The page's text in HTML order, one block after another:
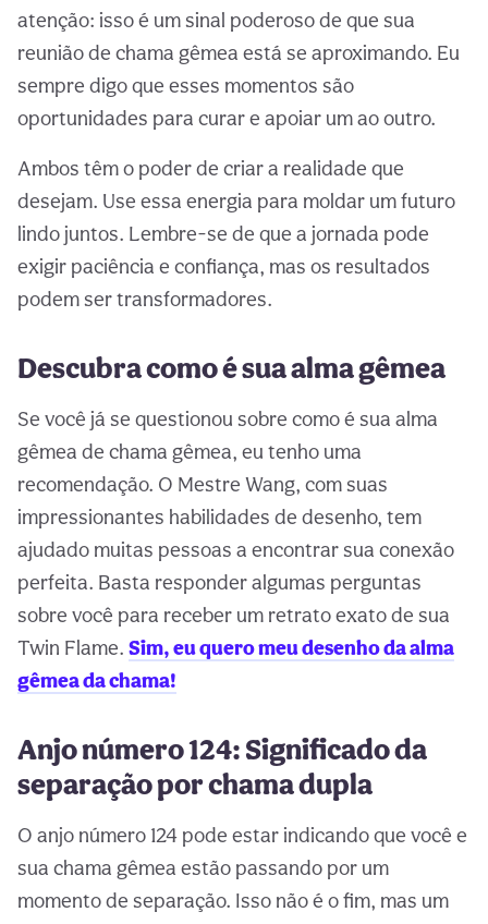
atenção: isso é um sinal poderoso de que sua
reunião de chama gêmea está se aproximando. Eu
sempre digo que esses momentos são
oportunidades para curar e apoiar um ao outro.
Ambos têm o poder de criar a realidade que
desejam. Use essa energia para moldar um futuro
lindo juntos. Lembre-se de que a jornada pode
exigir paciência e confiança, mas os resultados
podem ser transformadores.
Descubra como é sua alma gêmea
Se você já se questionou sobre como é sua alma
gêmea de chama gêmea, eu tenho uma
recomendação. O Mestre Wang, com suas
impressionantes habilidades de desenho, tem
ajudado muitas pessoas a encontrar sua conexão
perfeita. Basta responder algumas perguntas
sobre você para receber um retrato exato de sua
Twin Flame. Sim, eu quero meu desenho da alma
gêmea da chama!
Anjo número 124: Significado da
separação por chama dupla
O anjo número 124 pode estar indicando que você e
sua chama gêmea estão passando por um
momento de separação. Isso não é o fim, mas um